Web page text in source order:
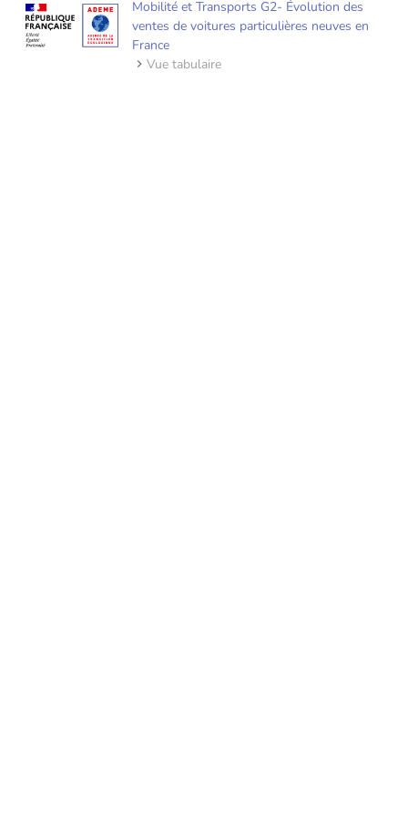
Mobilité et Transports G2- Évolution des
ventes de voitures particulières neuves en
France
Vue tabulaire